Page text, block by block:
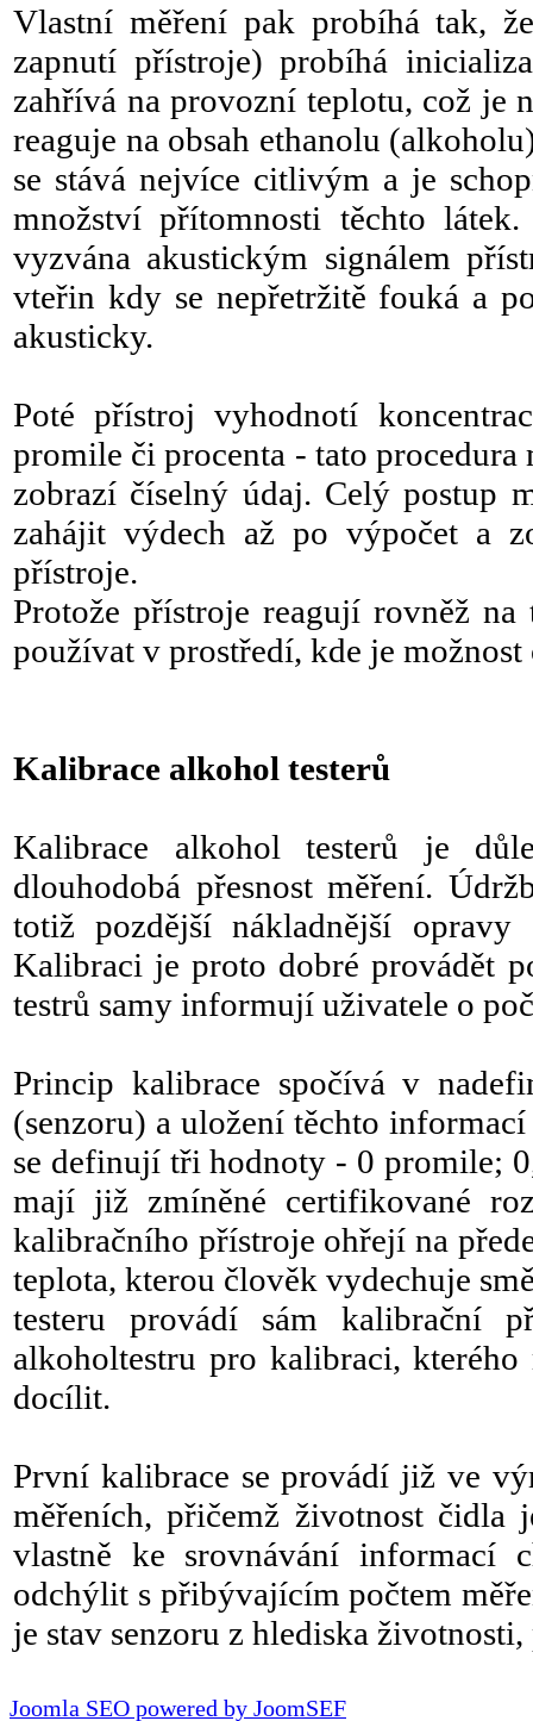
Vlastní měření pak probíhá tak,
zapnutí přístroje) probíhá
zahřívá na provozní teplotu, což je
reaguje na obsah ethanolu
se stává nejvíce citlivým a je
množství přítomnosti těchto
vyzvána akustickým signálem
vteřin kdy se nepřetržitě fouká a
akusticky.
Poté přístroj vyhodnotí
promile či procenta - tato
zobrazí číselný údaj. Celý postup
zahájit výdech až po výpočet a
přístroje.
Protože přístroje reagují rovněž
používat v prostředí, kde je
Kalibrace alkohol testerů
Kalibrace alkohol testerů je
dlouhodobá přesnost měření.
totiž pozdější nákladnější
Kalibraci je proto dobré provádět
testrů samy informují uživatele o
Princip kalibrace spočívá v
(senzoru) a uložení těchto
se definují tři hodnoty - 0 promile;
mají již zmíněné certifikované
kalibračního přístroje ohřejí na
teplota, kterou člověk vydechuje
testeru provádí sám kalibrační
alkoholtestru pro kalibraci,
docílit.
První kalibrace se provádí již ve
měřeních, přičemž životnost čidla
vlastně ke srovnávání informací
odchýlit s přibývajícím počtem
je stav senzoru z hlediska
Joomla SEO powered by JoomSEF